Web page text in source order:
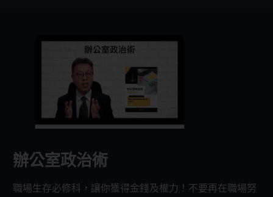
辦公室政治術
職場生存必修科，讓你獲得金錢及權力！不要再在職場努